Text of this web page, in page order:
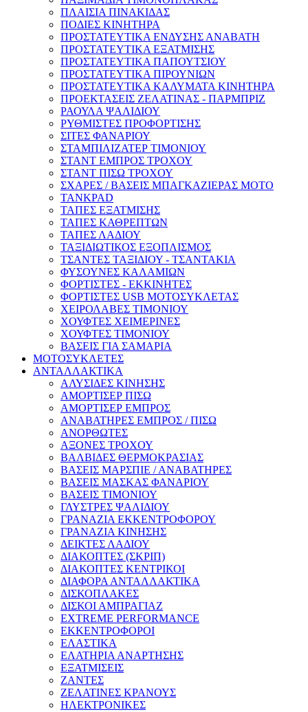
ΠΛΑΙΣΙΑ ΠΙΝΑΚΙΔΑΣ
ΠΟΔΙΕΣ ΚΙΝΗΤΗΡΑ
ΠΡΟΣΤΑΤΕΥΤΙΚΑ ΕΝΔΥΣΗΣ ΑΝΑΒΑΤΗ
ΠΡΟΣΤΑΤΕΥΤΙΚΑ ΕΞΑΤΜΙΣΗΣ
ΠΡΟΣΤΑΤΕΥΤΙΚΑ ΠΑΠΟΥΤΣΙΟΥ
ΠΡΟΣΤΑΤΕΥΤΙΚΑ ΠΙΡΟΥΝΙΩΝ
ΠΡΟΣΤΑΤΕΥΤΙΚΑ ΚΑΛΥΜΑΤΑ ΚΙΝΗΤΗΡΑ
ΠΡΟΕΚΤΑΣΕΙΣ ΖΕΛΑΤΙΝΑΣ - ΠΑΡΜΠΡΙΖ
ΡΑΟΥΛΑ ΨΑΛΙΔΙΟΥ
ΡΥΘΜΙΣΤΕΣ ΠΡΟΦΟΡΤΙΣΗΣ
ΣΙΤΕΣ ΦΑΝΑΡΙΟΥ
ΣΤΑΜΠΙΛΙΖΑΤΕΡ ΤΙΜΟΝΙΟΥ
ΣΤΑΝΤ ΕΜΠΡΟΣ ΤΡΟΧΟΥ
ΣΤΑΝΤ ΠΙΣΩ ΤΡΟΧΟΥ
ΣΧΑΡΕΣ / ΒΑΣΕΙΣ ΜΠΑΓΚΑΖΙΕΡΑΣ ΜΟΤΟ
TANKPAD
ΤΑΠΕΣ ΕΞΑΤΜΙΣΗΣ
ΤΑΠΕΣ ΚΑΘΡΕΠΤΩΝ
ΤΑΠΕΣ ΛΑΔΙΟΥ
ΤΑΞΙΔΙΩΤΙΚΟΣ ΕΞΟΠΛΙΣΜΟΣ
ΤΣΑΝΤΕΣ ΤΑΞΙΔΙΟΥ - ΤΣΑΝΤΑΚΙΑ
ΦΥΣΟΥΝΕΣ ΚΑΛΑΜΙΩΝ
ΦΟΡΤΙΣΤΕΣ - ΕΚΚΙΝΗΤΕΣ
ΦΟΡΤΙΣΤΕΣ USB ΜΟΤΟΣΥΚΛΕΤΑΣ
ΧΕΙΡΟΛΑΒΕΣ ΤΙΜΟΝΙΟΥ
ΧΟΥΦΤΕΣ ΧΕΙΜΕΡΙΝΕΣ
ΧΟΥΦΤΕΣ ΤΙΜΟΝΙΟΥ
ΒΑΣΕΙΣ ΓΙΑ ΣΑΜΑΡΙΑ
ΜΟΤΟΣΥΚΛΕΤΕΣ
ΑΝΤΑΛΛΑΚΤΙΚΑ
ΑΛΥΣΙΔΕΣ ΚΙΝΗΣΗΣ
ΑΜΟΡΤΙΣΕΡ ΠΙΣΩ
ΑΜΟΡΤΙΣΕΡ ΕΜΠΡΟΣ
ΑΝΑΒΑΤΗΡΕΣ ΕΜΠΡΟΣ / ΠΙΣΩ
ΑΝΟΡΘΩΤΕΣ
ΑΞΟΝΕΣ ΤΡΟΧΟΥ
ΒΑΛΒΙΔΕΣ ΘΕΡΜΟΚΡΑΣΙΑΣ
ΒΑΣΕΙΣ ΜΑΡΣΠΙΕ / ΑΝΑΒΑΤΗΡΕΣ
ΒΑΣΕΙΣ ΜΑΣΚΑΣ ΦΑΝΑΡΙΟΥ
ΒΑΣΕΙΣ ΤΙΜΟΝΙΟΥ
ΓΛΥΣΤΡΕΣ ΨΑΛΙΔΙΟΥ
ΓΡΑΝΑΖΙΑ ΕΚΚΕΝΤΡΟΦΟΡΟΥ
ΓΡΑΝΑΖΙΑ ΚΙΝΗΣΗΣ
ΔΕΙΚΤΕΣ ΛΑΔΙΟΥ
ΔΙΑΚΟΠΤΕΣ (ΣΚΡΙΠ)
ΔΙΑΚΟΠΤΕΣ ΚΕΝΤΡΙΚΟΙ
ΔΙΑΦΟΡΑ ΑΝΤΑΛΛΑΚΤΙΚΑ
ΔΙΣΚΟΠΛΑΚΕΣ
ΔΙΣΚΟΙ ΑΜΠΡΑΓΙΑΖ
EXTREME PERFORMANCE
ΕΚΚΕΝΤΡΟΦΟΡΟΙ
ΕΛΑΣΤΙΚΑ
ΕΛΑΤΗΡΙΑ ΑΝΑΡΤΗΣΗΣ
ΕΞΑΤΜΙΣΕΙΣ
ΖΑΝΤΕΣ
ΖΕΛΑΤΙΝΕΣ ΚΡΑΝΟΥΣ
ΗΛΕΚΤΡΟΝΙΚΕΣ